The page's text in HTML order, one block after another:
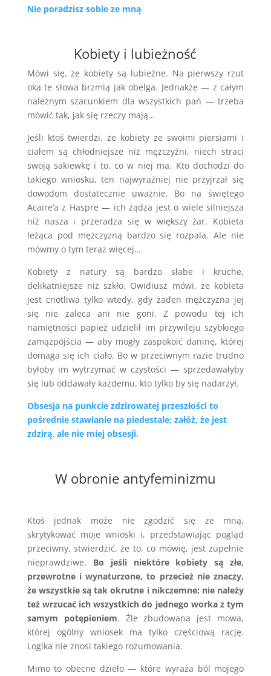
Nie poradzisz sobie ze mną
Kobiety i lubieżność
Mówi się, że kobiety są lubieżne. Na pierwszy rzut
oka te słowa brzmią jak obelga. Jednakże — z całym
należnym szacunkiem dla wszystkich pań — trzeba
mówić tak, jak się rzeczy mają…
Jeśli ktoś twierdzi, że kobiety ze swoimi piersiami i
ciałem są chłodniejsze niż mężczyźni, niech straci
swoją sakiewkę i to, co w niej ma. Kto dochodzi do
takiego wniosku, ten najwyraźniej nie przyjrzał się
dowodom dostatecznie uważnie. Bo na świętego
Acaire’a z Haspre — ich żądza jest o wiele silniejsza
niż nasza i przeradza się w większy żar. Kobieta
leżąca pod mężczyzną bardzo się rozpala. Ale nie
mówmy o tym teraz więcej…
Kobiety z natury są bardzo słabe i kruche,
delikatniejsze niż szkło. Owidiusz mówi, że kobieta
jest cnotliwa tylko wtedy, gdy żaden mężczyzna jej
się nie zaleca ani nie goni. Z powodu tej ich
namiętności papież udzielił im przywileju szybkiego
zamążpójścia — aby mogły zaspokoić daninę, której
domaga się ich ciało. Bo w przeciwnym razie trudno
byłoby im wytrzymać w czystości — sprzedawałyby
się lub oddawały każdemu, kto tylko by się nadarzył.
Obsesja na punkcie zdzirowatej przeszłości to
pośrednie stawianie na piedestale; załóż, że jest
zdzirą, ale nie miej obsesji.
W obronie antyfeminizmu
Ktoś jednak może nie zgodzić się ze mną,
skrytykować moje wnioski i, przedstawiając pogląd
przeciwny, stwierdzić, że to, co mówię, jest zupełnie
nieprawdziwe. Bo jeśli niektóre kobiety są złe,
przewrotne i wynaturzone, to przecież nie znaczy,
że wszystkie są tak okrutne i nikczemne; nie należy
też wrzucać ich wszystkich do jednego worka z tym
samym potępieniem. Źle zbudowana jest mowa,
której ogólny wniosek ma tylko częściową rację.
Logika nie znosi takiego rozumowania.
Mimo to obecne dzieło — które wyraża ból mojego